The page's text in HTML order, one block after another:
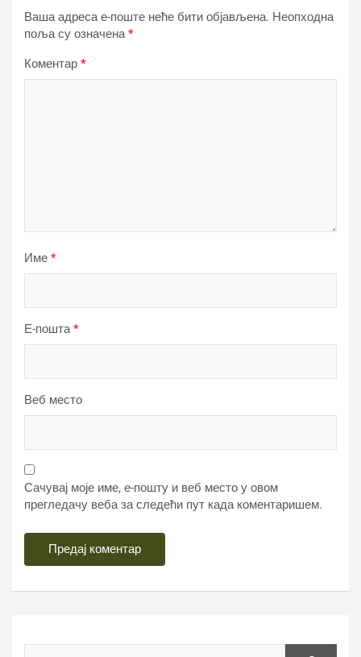
Ваша адреса е-поште неће бити објављена. Неопходна
поља су означена*
Коментар *
Име *
Е-пошта*
Веб место
Сачувај моје име, е-пошту и веб место у овом
прегледачу веба за следећи пут када коментаришем.